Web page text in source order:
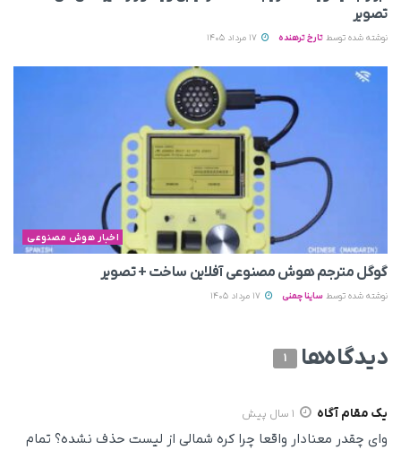
تصویر
نوشته شده توسط تارخ ترهنده
اخبار هوش مصنوعی
گوگل مترجم هوش مصنوعی آفلاین ساخت + تصویر
نوشته شده توسط ساینا چمنی
دیدگاه‌ها 1
یک مقام آگاه 1 سال پیش
وای چقدر معنادار واقعا چرا کره شمالی از لیست حذف نشده؟ تمام